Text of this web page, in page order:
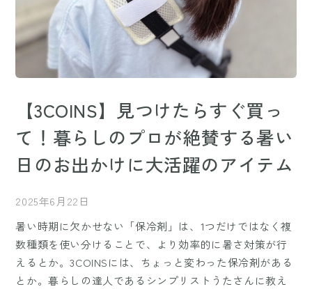
【3COINS】見つけたらすぐ買っ
て！暮らしのプロが絶賛する暑い
日のお出かけに大活躍のアイテム
2025年6月22日
暑い時期に欠かせない「保冷剤」は、1つだけではなく複
数種類を使い分けることで、より効率的に暑さ対策が行
えるとか。3COINSには、ちょっと変わった保冷剤がある
とか。暮らしの達人であるシンプリストうたさんに教え